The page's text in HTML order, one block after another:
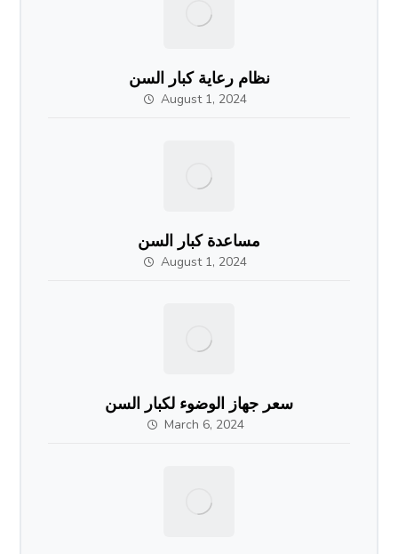
نظام رعاية كبار السن
August 1, 2024
مساعدة كبار السن
August 1, 2024
سعر جهاز الوضوء لكبار السن
March 6, 2024